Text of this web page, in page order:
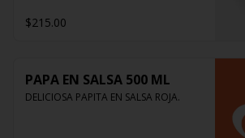
$215.00
PAPA EN SALSA 500 ML
DELICIOSA PAPITA EN SALSA ROJA.